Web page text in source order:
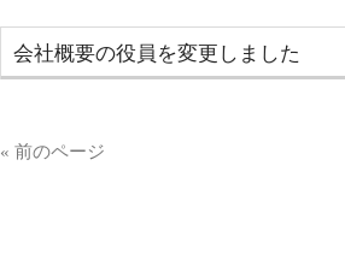
会社概要の役員を変更しました
« 前のページ